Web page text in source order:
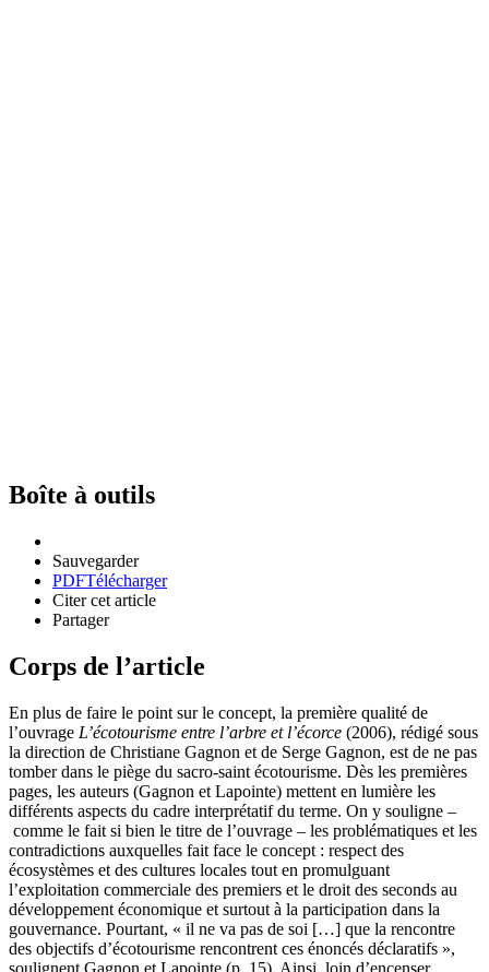
Boîte à outils
Sauvegarder
PDFTélécharger
Citer cet article
Partager
Corps de l’article
En plus de faire le point sur le concept, la première qualité de
l’ouvrage L’écotourisme entre l’arbre et l’écorce (2006), rédigé sous
la direction de Christiane Gagnon et de Serge Gagnon, est de ne pas
tomber dans le piège du sacro-saint écotourisme. Dès les premières
pages, les auteurs (Gagnon et Lapointe) mettent en lumière les
différents aspects du cadre interprétatif du terme. On y souligne –
comme le fait si bien le titre de l’ouvrage – les problématiques et les
contradictions auxquelles fait face le concept : respect des
écosystèmes et des cultures locales tout en promulguant
l’exploitation commerciale des premiers et le droit des seconds au
développement économique et surtout à la participation dans la
gouvernance. Pourtant, « il ne va pas de soi […] que la rencontre
des objectifs d’écotourisme rencontrent ces énoncés déclaratifs »,
soulignent Gagnon et Lapointe (p. 15). Ainsi, loin d’encenser